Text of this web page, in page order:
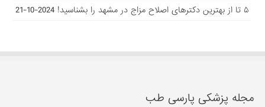
۵ تا از بهترین دکتر‌های اصلاح مزاج در مشهد را بشناسید!
2024-10-21
مجله پزشکی پارسی طب